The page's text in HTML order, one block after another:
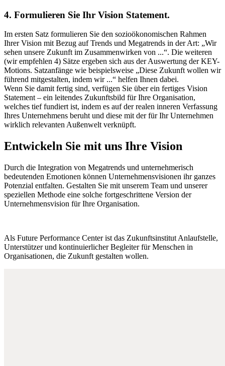
4. Formulieren Sie Ihr Vision Statement.
Im ersten Satz formulieren Sie den sozioökonomischen Rahmen
Ihrer Vision mit Bezug auf Trends und Megatrends in der Art: „Wir
sehen unsere Zukunft im Zusammenwirken von ...“. Die weiteren
(wir empfehlen 4) Sätze ergeben sich aus der Auswertung der KEY-
Motions. Satzanfänge wie beispielsweise „Diese Zukunft wollen wir
führend mitgestalten, indem wir ...“ helfen Ihnen dabei.
Wenn Sie damit fertig sind, verfügen Sie über ein fertiges Vision
Statement – ein leitendes Zukunftsbild für Ihre Organisation,
welches tief fundiert ist, indem es auf der realen inneren Verfassung
Ihres Unternehmens beruht und diese mit der für Ihr Unternehmen
wirklich relevanten Außenwelt verknüpft.
Entwickeln Sie mit uns Ihre Vision
Durch die Integration von Megatrends und unternehmerisch
bedeutenden Emotionen können Unternehmensvisionen ihr ganzes
Potenzial entfalten. Gestalten Sie mit unserem Team und unserer
speziellen Methode eine solche fortgeschrittene Version der
Unternehmensvision für Ihre Organisation.
Als Future Performance Center ist das Zukunftsinstitut Anlaufstelle,
Unterstützer und kontinuierlicher Begleiter für Menschen in
Organisationen, die Zukunft gestalten wollen.